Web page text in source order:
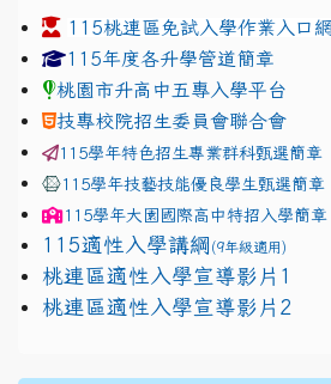
115桃連區免試入學作業入口網
link to https://
115年度各升學管道簡章
桃園市升高中五專入學平台
技專校院招生委員會聯合會
115學年特色招生專業群科甄選簡章
115學年技藝技能優良學生甄選簡章
115學年大園國際高中特招入學簡章
115適性入學講綱 (9年級適用)
link to https://
桃連區適性入學宣導影片1
link to https://
桃連區適性入學宣導影片2